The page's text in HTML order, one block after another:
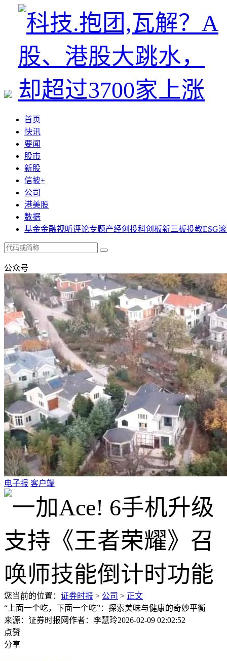
首页
快讯
要闻
股市
新股
信披+
公司
港美股
数据
基金金融视听评论专题产经创投科创板新三板投教ESG
公众号
电子报 客户端
您当前的位置： 证券时报 > 公司 > 正文
“上面一个吃，下面一个吃”：探索美味与健康的奇妙平衡
来源：证券时报网作者：李慧玲2026-02-09 02:02:52
点赞
分享